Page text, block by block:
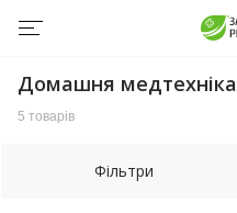
Домашня медтехніка
5 товарів
Фільтри